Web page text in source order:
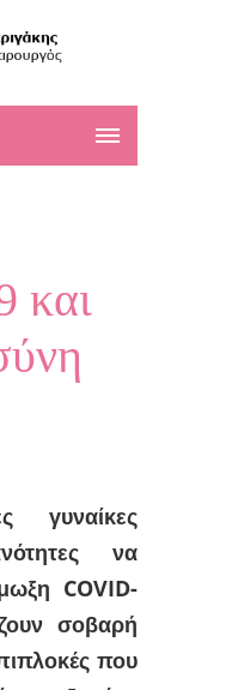
και
γυναίκες
να
COVID-
σοβαρή
που